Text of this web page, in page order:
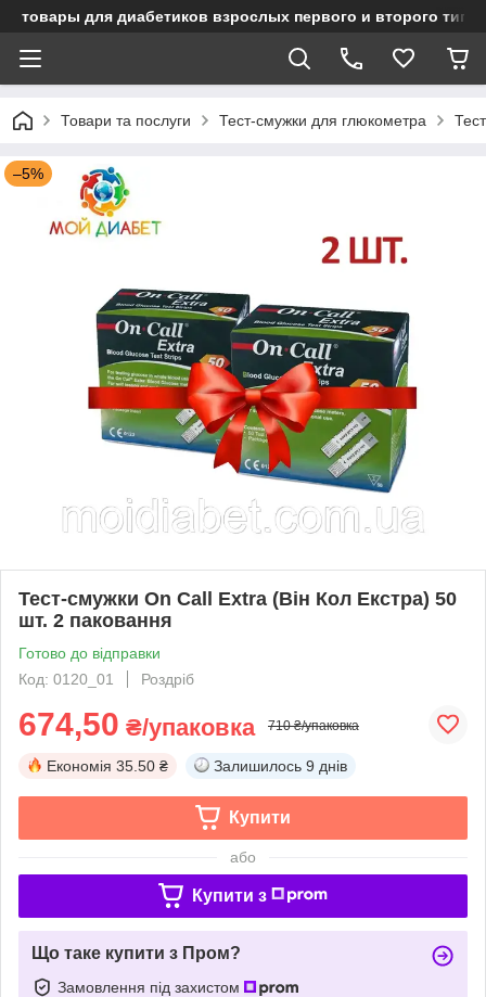
товары для диабетиков взрослых первого и второго типа
Товари та послуги Тест-смужки для глюкометра
–5%
Тест-смужки On Call Extra (Він Кол Екстра) 50
шт. 2 паковання
Готово до відправки
Код: 0120_01
Роздріб
674,50 ₴/упаковка 710 ₴/упаковка
Економія 35.50 ₴ Залишилось 9 днів
Купити
або
Купити з
Що таке купити з Пром?
Замовлення під захистом